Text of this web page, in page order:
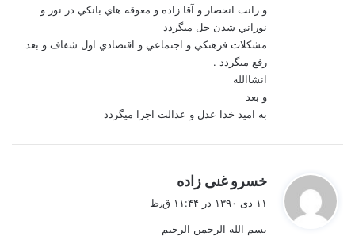
و رانت انحصار و آقا زاده و معوقه هاي بانكي در نور و
نوراني شدن حل مي‏گردد
مشكلات فرهنكي و اجتماعي و اقتصادي اول شفاف و بعد
رفع مي‏گردد .
انشاالله
و بعد
به امید خدا عدل و عدالت اجرا مي‏گردد
خسرو غنی زاده
:
۱۱ دی ۱۳۹۰ در ۱۱:۴۴ ق٫ظ
بسم الله الرحمن الرحیم